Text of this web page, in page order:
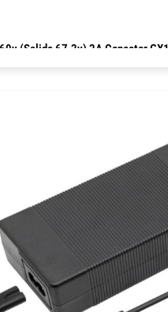
(salida 67.2v) 2A Conector